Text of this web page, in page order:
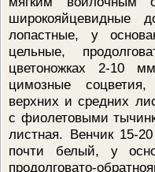
широкояйцевидные
лопастные, у
цельные,
цветоножках 2-10
цимозные
верхних и средних
с фиолетовыми
листная. Венчик 15-
почти белый, у
продолговато-